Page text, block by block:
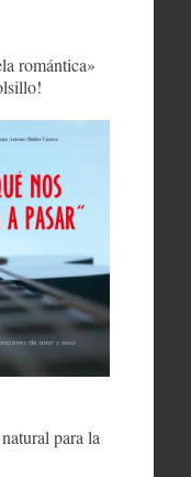
romántica»
para la